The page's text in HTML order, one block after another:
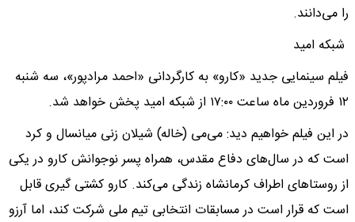
را می‌دانند.
شبکه امید
فیلم سینمایی جدید «کارو» به کارگردانی «احمد مرادپور»، سه شنبه
۱۲ فروردین ماه ساعت ۱۷:۰۰ از شبکه امید پخش خواهد شد.
در این فیلم خواهیم دید: می‌می (خاله) شیلان زنی میانسال و کرد
است که در سال‌های دفاع مقدس، همراه پسر نوجوانش کارو در یکی
از روستا‌های اطراف کرمانشاه زندگی می‌کند. کارو کشتی گیری قابل
است که قرار است در مسابقات انتخابی تیم ملی شرکت کند، اما آرزو